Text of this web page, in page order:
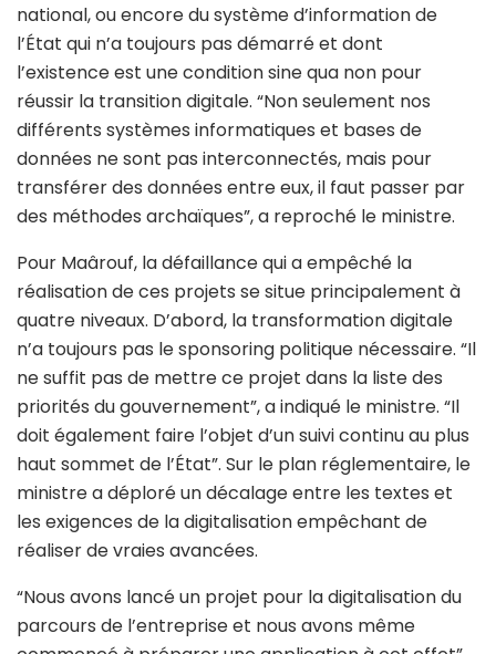
national, ou encore du système d’information de
l’État qui n’a toujours pas démarré et dont
l’existence est une condition sine qua non pour
réussir la transition digitale. “Non seulement nos
différents systèmes informatiques et bases de
données ne sont pas interconnectés, mais pour
transférer des données entre eux, il faut passer par
des méthodes archaïques”, a reproché le ministre.
Pour Maârouf, la défaillance qui a empêché la
réalisation de ces projets se situe principalement à
quatre niveaux. D’abord, la transformation digitale
n’a toujours pas le sponsoring politique nécessaire. “Il
ne suffit pas de mettre ce projet dans la liste des
priorités du gouvernement”, a indiqué le ministre. “Il
doit également faire l’objet d’un suivi continu au plus
haut sommet de l’État”. Sur le plan réglementaire, le
ministre a déploré un décalage entre les textes et
les exigences de la digitalisation empêchant de
réaliser de vraies avancées.
“Nous avons lancé un projet pour la digitalisation du
parcours de l’entreprise et nous avons même